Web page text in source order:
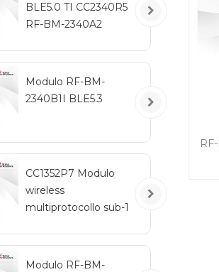
BLE5.0 TI CC2340R5
RF-BM-2340A2
Modulo RF-BM-
2340B1I BLE5.3
CC1352P7 Modulo
wireless
multiprotocollo sub-1
Modulo RF-BM-